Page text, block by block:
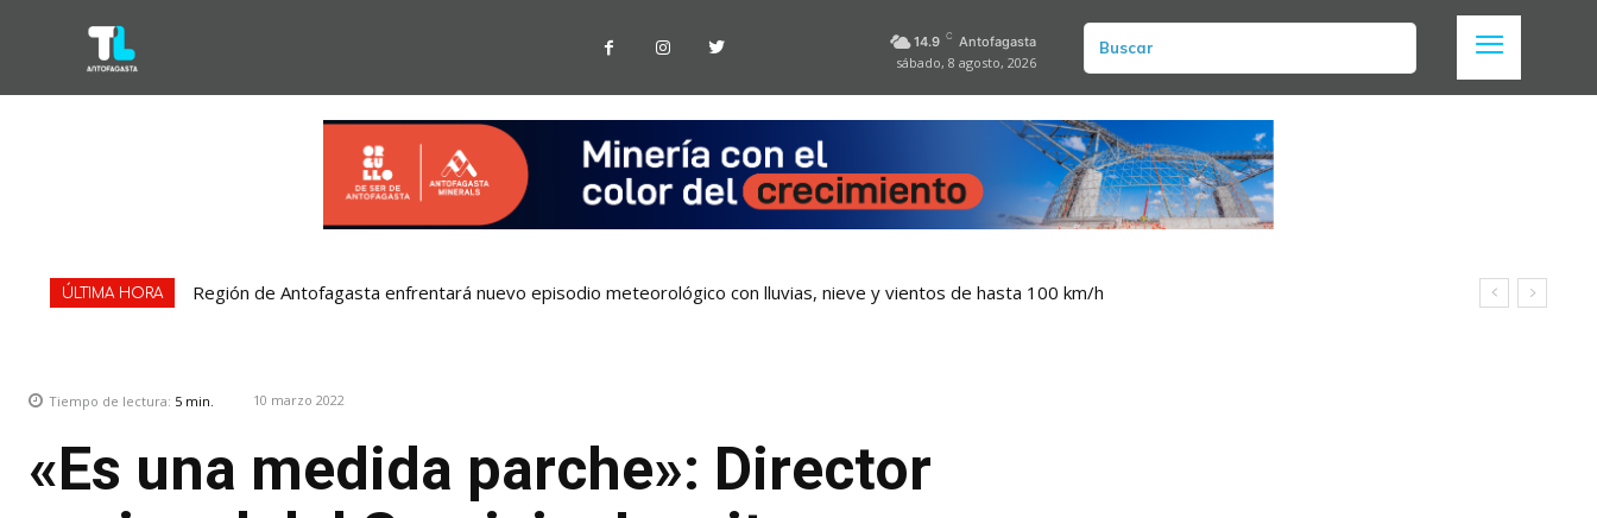
14.9 C Antofagasta
sábado, 8 agosto, 2026
Buscar
ÚLTIMA HORA Región de Antofagasta enfrentará nuevo episodio meteorológico con lluvias, nieve y vientos de hasta 100 km/h
Tiempo de lectura: 5 min. 10 marzo 2022
«Es una medida parche»: Director